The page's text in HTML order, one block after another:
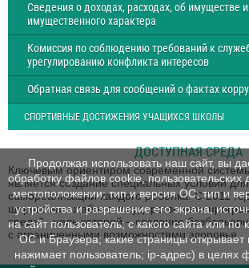
Сведения о доходах, расходах, об имуществе
имущественного характера
Комиссия по соблюдению требований к
урегулированию конфликта интересов
Обратная связь для сообщений о фактах
СПОРТИВНЫЕ ДОСТИЖЕНИЯ УЧАЩИХСЯ ШКОЛЫ
ДОСТУПНАЯ СРЕДА
Ключевым ориентиром современной
является создание специальных условий
самореализации каждого ребенка. С 2011
широкомасштабная государственная
среда", цель которой – создание
с ограниченными возможностями здоровья.
Продолжая использовать наш сайт, вы
обработку файлов cookie, пользовательских
местоположении; тип и версия ОС; тип и
устройства и разрешение его экрана;
на сайт пользователь; с какого сайта или по
ОС и Браузера; какие страницы открывает
нажимает пользователь; ip-адрес) в целях